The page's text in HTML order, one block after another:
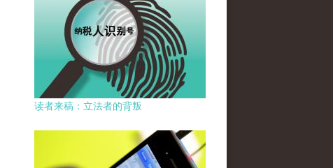
读者来稿：立法者的背叛